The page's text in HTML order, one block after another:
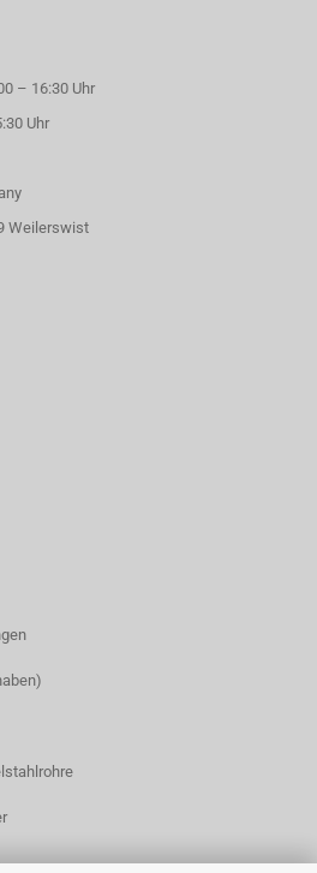
– 16:30 Uhr
Uhr
Weilerswist